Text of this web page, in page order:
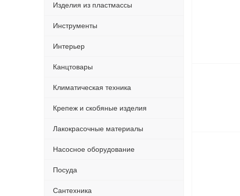
Изделия из пластмассы
Инструменты
Интерьер
Канцтовары
Климатическая техника
Крепеж и скобяные изделия
Лакокрасочные материалы
Насосное оборудование
Посуда
Сантехника